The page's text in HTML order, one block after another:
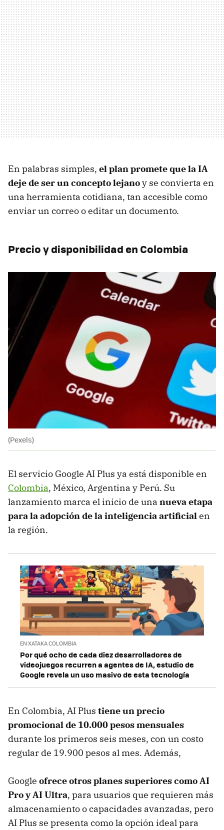
En palabras simples, el plan promete que la IA
deje de ser un concepto lejanoy se convierta en
una herramienta cotidiana, tan accesible como
enviar un correo o editar un documento.
Precio y disponibilidad en Colombia
(Pexels)
El servicio Google AI Plus ya está disponible en
Colombia, México, Argentina y Perú. Su
lanzamiento marca el inicio de una nueva etapa
para la adopción de la inteligencia artificialen
la región.
EN XATAKA COLOMBIA
Por qué ocho de cada diez desarrolladores de
videojuegos recurren a agentes de IA, estudio de
Google revela un uso masivo de esta tecnología
En Colombia, AI Plus tiene unprecio
promocional de 10.000 pesos mensuales
durante los primeros seis meses, con un costo
regular de 19.900 pesos al mes. Además,
Google ofrece otros planes superiores comoAI
ProyAI Ultra, para usuarios que requieren más
almacenamiento o capacidades avanzadas, pero
AI Plus se presenta como la opción ideal para